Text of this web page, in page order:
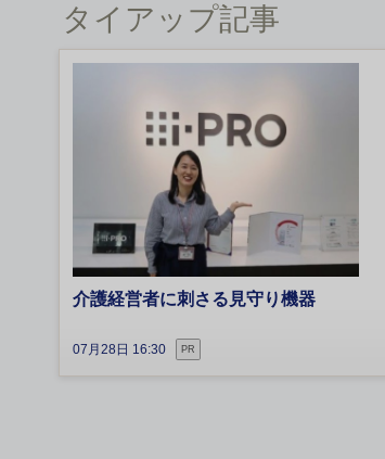
タイアップ記事
介護経営者に刺さる見守り機器
07月28日 16:30 PR